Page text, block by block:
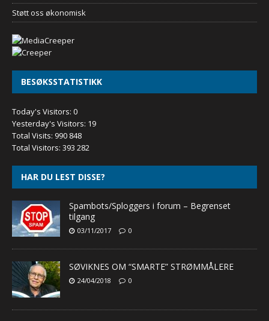
Støtt oss økonomisk
BESØKSSTATISTIKK
Today's Visitors: 0
Yesterday's Visitors: 19
Total Visits: 990 848
Total Visitors: 393 282
HAR DU LEST DISSE?
Spambots/Sploggers i forum – Begrenset
tilgang
03/11/2017 0
SØVIKNES OM “SMARTE” STRØMMÅLERE
24/04/2018 0